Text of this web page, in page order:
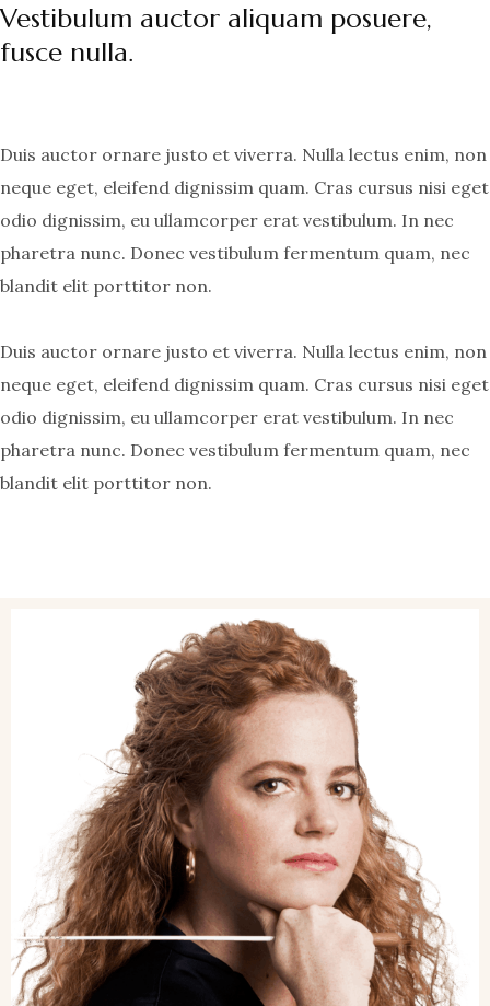
Vestibulum auctor aliquam posuere,
fusce nulla.
Duis auctor ornare justo et viverra. Nulla lectus enim, non
neque eget, eleifend dignissim quam. Cras cursus nisi eget
odio dignissim, eu ullamcorper erat vestibulum. In nec
pharetra nunc. Donec vestibulum fermentum quam, nec
blandit elit porttitor non.
Duis auctor ornare justo et viverra. Nulla lectus enim, non
neque eget, eleifend dignissim quam. Cras cursus nisi eget
odio dignissim, eu ullamcorper erat vestibulum. In nec
pharetra nunc. Donec vestibulum fermentum quam, nec
blandit elit porttitor non.